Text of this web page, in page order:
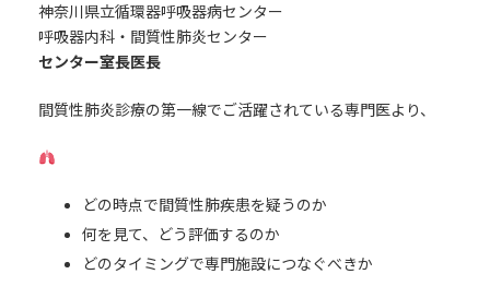
神奈川県立循環器呼吸器病センター
呼吸器内科・間質性肺炎センター
センター室長医長
間質性肺炎診療の第一線でご活躍されている専門医より、
どの時点で間質性肺疾患を疑うのか
何を見て、どう評価するのか
どのタイミングで専門施設につなぐべきか